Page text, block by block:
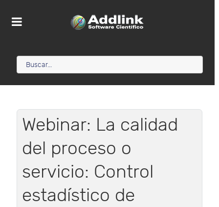
Webinar: La calidad
del proceso o
servicio: Control
estadístico de